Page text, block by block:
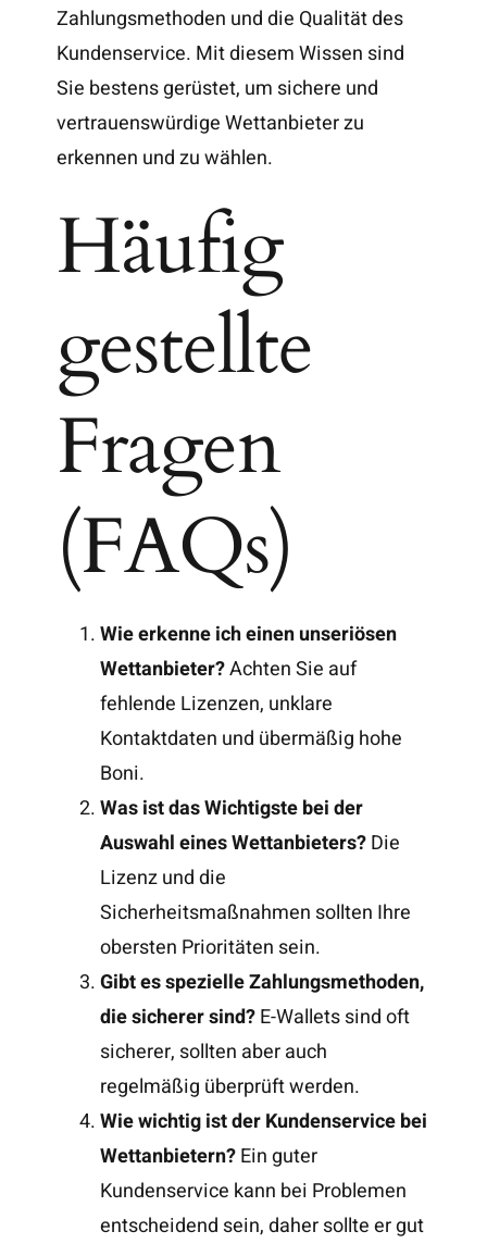
Zahlungsmethoden und die Qualität des
Kundenservice. Mit diesem Wissen sind
Sie bestens gerüstet, um sichere und
vertrauenswürdige Wettanbieter zu
erkennen und zu wählen.
Häufig
gestellte
Fragen
(FAQs)
Wie erkenne ich einen unseriösen
Wettanbieter?Achten Sie auf
fehlende Lizenzen, unklare
Kontaktdaten und übermäßig hohe
Boni.
Was ist das Wichtigste bei der
Auswahl eines Wettanbieters?Die
Lizenz und die
Sicherheitsmaßnahmen sollten Ihre
obersten Prioritäten sein.
Gibt es spezielle Zahlungsmethoden,
die sicherer sind?E-Wallets sind oft
sicherer, sollten aber auch
regelmäßig überprüft werden.
Wie wichtig ist der Kundenservice bei
Wettanbietern?Ein guter
Kundenservice kann bei Problemen
entscheidend sein, daher sollte er gut